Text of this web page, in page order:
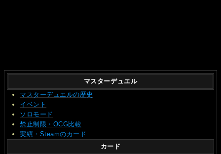
マスターデュエル
マスターデュエルの歴史
イベント
ソロモード
禁止制限・OCG比較
実績・Steamのカード
カード